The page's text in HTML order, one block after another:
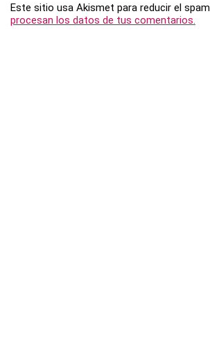
Este sitio usa Akismet para reducir el spam.
procesan los datos de tus comentarios.